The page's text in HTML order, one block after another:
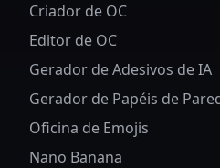
Criador de OC
Editor de OC
Gerador de Adesivos de IA
Gerador de Papéis de
Oficina de Emojis
Nano Banana